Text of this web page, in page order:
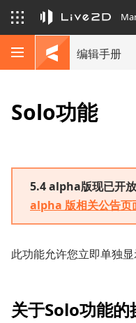
编辑手册
Solo功能
5.4 alpha版现已开放
alpha 版相关公告页
此功能允许您立即单独显
关于Solo功能的